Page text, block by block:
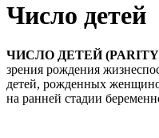
Число детей
ЧИСЛО ДЕТЕЙ
зрения рождения
детей, рожденных
на ранней стадии